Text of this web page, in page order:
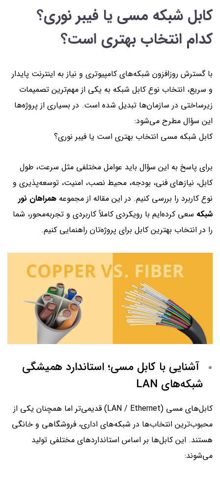
کابل شبکه مسی یا فیبر نوری؟
کدام انتخاب بهتری است؟
با گسترش روزافزون شبکه‌های کامپیوتری و نیاز به اینترنت پایدار
و سریع، انتخاب نوع کابل شبکه به یکی از مهم‌ترین تصمیمات
زیرساختی در سازمان‌ها تبدیل شده است. در بسیاری از پروژه‌ها
این سؤال مطرح می‌شود:
کابل شبکه مسی انتخاب بهتری است یا فیبر نوری؟
برای پاسخ به این سؤال باید عوامل مختلفی مثل سرعت، طول
کابل، نیازهای فنی، بودجه، محیط نصب، امنیت، توسعه‌پذیری و
نوع کاربرد را بررسی کنیم. در این مقاله از مجموعه همراهان نور
شبکه سعی کرده‌ایم با رویکردی کاملاً کاربردی و تجربه‌محور، شما
را در انتخاب بهترین کابل برای پروژه‌تان راهنمایی کنیم.
آشنایی با کابل مسی؛ استاندارد همیشگی
شبکه‌های LAN
کابل‌های مسی (LAN / Ethernet) قدیمی‌تر اما همچنان یکی از
محبوب‌ترین انتخاب‌ها در شبکه‌های اداری، فروشگاهی و خانگی
هستند. این کابل‌ها بر اساس استانداردهای مختلفی تولید
می‌شوند: